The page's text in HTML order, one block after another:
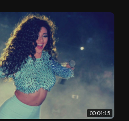
00:04:15